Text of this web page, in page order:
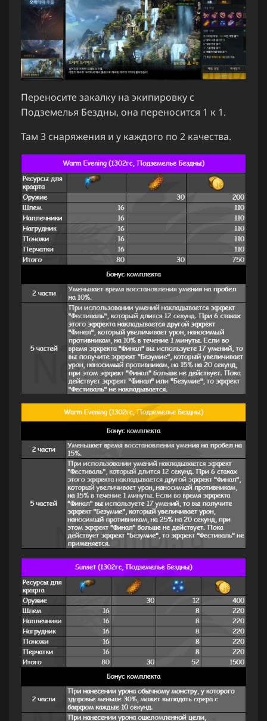
Переносите закалку на экипировку с
Подземелья Бездны, она переносится 1 к 1.
Там 3 снаряжения и у каждого по 2 качества.